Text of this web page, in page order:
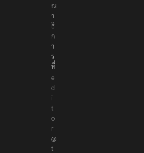
ร
ณ
า
ธิ
ก
า
ร
ที่
e
d
i
t
o
r
@